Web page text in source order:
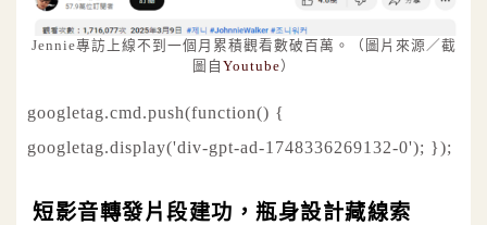
Jennie專訪上線不到一個月累積觀看數破百萬。（圖片來源／截
圖自 Youtube）
googletag.cmd.push(function() {
googletag.display('div-gpt-ad-1748336269132-0'); });
短影音轉發片段建功，瓶身設計藏線索